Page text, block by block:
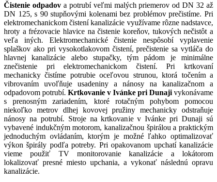
Čistenie odpadova potrubí veľmi malých priemerov od DN 32 až
DN 125, s 90 stupňovými kolenami bez problémov prečistíme. Pri
elektromechanickom čistení kanalizácie využívame rôzne nadstavce,
hroty a frézovacie hlavice na čistenie koreňov, tukových nečistôt a
veľa iných. Elektromechanické čistenie nespôsobí vyplavenie
splaškov ako pri vysokotlakovom čistení, prečistenie sa vytláča do
hlavnej kanalizácie alebo stupačky, tým pádom je minimálne
znečistenie pri elektromechanickom čistení. Pri krtkovaní
mechanicky čistíme potrubie oceľovou strunou, ktorá točením a
vibrovaním uvoľňuje usadeniny a nánosy na kanalizačnom a
odpadovom potrubí. Krtkovanie v Ivánke pri Dunaji vykonávame
s prenosným zariadením, ktoré rotačným pohybom pomocou
niekoľko metrov dlhej kovovej pružiny mechanicky odstraňuje
nánosy na potrubí. Stroje na krtkovanie v Ivánke pri Dunaji sú
vybavené indukčným motorom, kanalizačnou špirálou a praktickým
jednoduchým ovládaním, ktorým je možné ľahko optimalizovať
výkon špirály podľa potreby. Pri opakovanom upchatí kanalizácie
vieme použiť TV monitorovanie kanalizácie a lokátorom
lokalizovať presné miesto upchania, a vykonať následnú opravu
kanalizácie.